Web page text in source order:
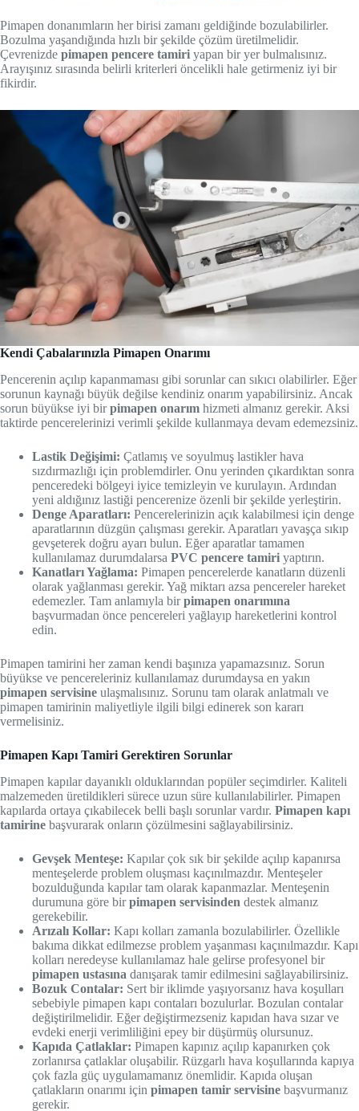
Pimapen donanımların her birisi zamanı geldiğinde bozulabilirler.
Bozulma yaşandığında hızlı bir şekilde çözüm üretilmelidir.
Çevrenizde pimapen pencere tamiri yapan bir yer bulmalısınız.
Arayışınız sırasında belirli kriterleri öncelikli hale getirmeniz iyi bir
fikirdir.
Kendi Çabalarınızla Pimapen Onarımı
Pencerenin açılıp kapanmaması gibi sorunlar can sıkıcı olabilirler. Eğer
sorunun kaynağı büyük değilse kendiniz onarım yapabilirsiniz. Ancak
sorun büyükse iyi birpimapen onarım hizmeti almanız gerekir. Aksi
taktirde pencerelerinizi verimli şekilde kullanmaya devam edemezsiniz.
Lastik Değişimi: Çatlamış ve soyulmuş lastikler hava
sızdırmazlığı için problemdirler. Onu yerinden çıkardıktan sonra
penceredeki bölgeyi iyice temizleyin ve kurulayın. Ardından
yeni aldığınız lastiği pencerenize özenli bir şekilde yerleştirin.
Denge Aparatları: Pencerelerinizin açık kalabilmesi için denge
aparatlarının düzgün çalışması gerekir. Aparatları yavaşça sıkıp
gevşeterek doğru ayarı bulun. Eğer aparatlar tamamen
kullanılamaz durumdalarsa PVC pencere tamiri yaptırın.
Kanatları Yağlama: Pimapen pencerelerde kanatların düzenli
olarak yağlanması gerekir. Yağ miktarı azsa pencereler hareket
edemezler. Tam anlamıyla birpimapen onarımına
başvurmadan önce pencereleri yağlayıp hareketlerini kontrol
edin.
Pimapen tamirini her zaman kendi başınıza yapamazsınız. Sorun
büyükse ve pencereleriniz kullanılamaz durumdaysa en yakın
pimapen servisine ulaşmalısınız. Sorunu tam olarak anlatmalı ve
pimapen tamirinin maliyetliyle ilgili bilgi edinerek son kararı
vermelisiniz.
Pimapen Kapı Tamiri Gerektiren Sorunlar
Pimapen kapılar dayanıklı olduklarından popüler seçimdirler. Kaliteli
malzemeden üretildikleri sürece uzun süre kullanılabilirler. Pimapen
kapılarda ortaya çıkabilecek belli başlı sorunlar vardır. Pimapen kapı
tamirine başvurarak onların çözülmesini sağlayabilirsiniz.
Gevşek Menteşe: Kapılar çok sık bir şekilde açılıp kapanırsa
menteşelerde problem oluşması kaçınılmazdır. Menteşeler
bozulduğunda kapılar tam olarak kapanmazlar. Menteşenin
durumuna göre birpimapen servisinden destek almanız
gerekebilir.
Arızalı Kollar: Kapı kolları zamanla bozulabilirler. Özellikle
bakıma dikkat edilmezse problem yaşanması kaçınılmazdır. Kapı
kolları neredeyse kullanılamaz hale gelirse profesyonel bir
pimapen ustasına danışarak tamir edilmesini sağlayabilirsiniz.
Bozuk Contalar: Sert bir iklimde yaşıyorsanız hava koşulları
sebebiyle pimapen kapı contaları bozulurlar. Bozulan contalar
değiştirilmelidir. Eğer değiştirmezseniz kapıdan hava sızar ve
evdeki enerji verimliliğini epey bir düşürmüş olursunuz.
Kapıda Çatlaklar: Pimapen kapınız açılıp kapanırken çok
zorlanırsa çatlaklar oluşabilir. Rüzgarlı hava koşullarında kapıya
çok fazla güç uygulamamanız önemlidir. Kapıda oluşan
çatlakların onarımı için pimapen tamir servisine başvurmanız
gerekir.